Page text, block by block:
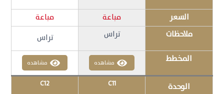
السعر مباعة
مباعة
ملاحظات
تراس
تراس
المخطط
مشاهده مشاهده
الوحدة C11
C12